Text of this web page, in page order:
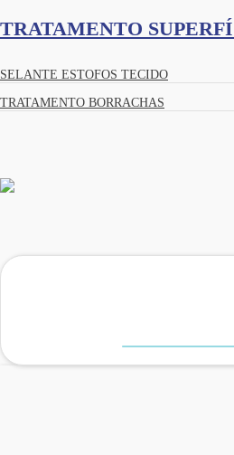
TRATAMENTO
SELANTE ESTOFOS TECIDO
TRATAMENTO BORRACHAS